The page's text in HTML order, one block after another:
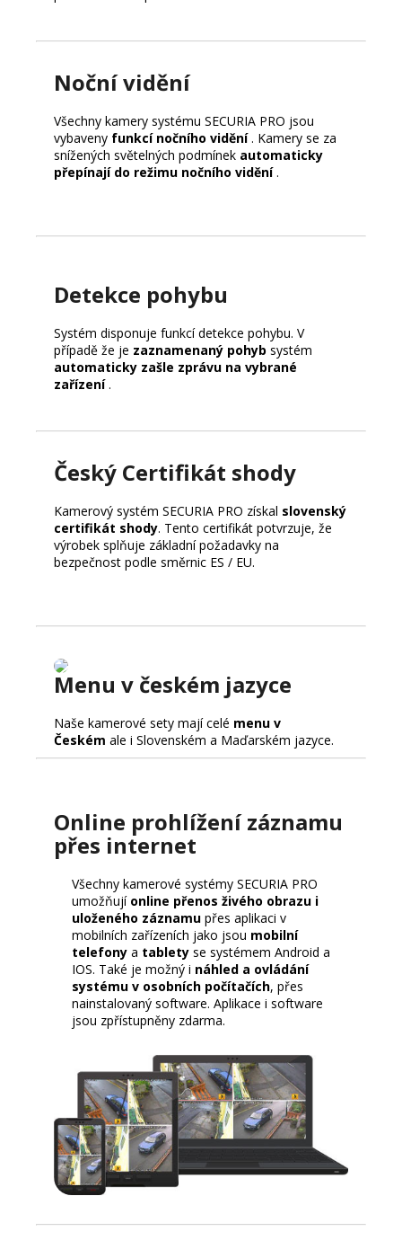
Noční vidění
Všechny kamery systému SECURIA PRO jsou
vybaveny funkcí nočního vidění. Kamery se za
snížených světelných podmínek automaticky
přepínají do režimu nočního vidění.
Detekce pohybu
Systém disponuje funkcí detekce pohybu. V
případě že je zaznamenaný pohyb systém
automaticky zašle zprávu na vybrané
zařízení.
Český Certifikát shody
Kamerový systém SECURIA PRO získal slovenský
certifikát shody. Tento certifikát potvrzuje, že
výrobek splňuje základní požadavky na
bezpečnost podle směrnic ES / EU.
Menu v českém jazyce
Naše kamerové sety mají celé menu v
Českém ale i Slovenském a Maďarském jazyce.
Online prohlížení záznamu
přes internet
Všechny kamerové systémy SECURIA PRO
umožňují online přenos živého obrazu i
uloženého záznamu přes aplikaci v
mobilních zařízeních jako jsou mobilní
telefony a tablety se systémem Android a
IOS. Také je možný i náhled a ovládání
systému v osobních počítačích, přes
nainstalovaný software. Aplikace i software
jsou zpřístupněny zdarma.